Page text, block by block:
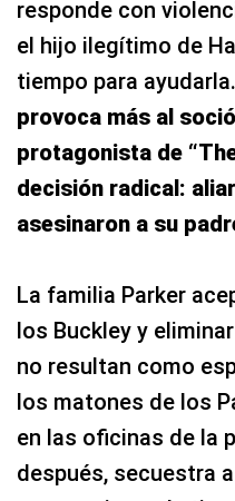
responde con
el hijo ilegítimo de
tiempo para ayudarla.
provoca más al
protagonista de
decisión radical:
asesinaron a su
La familia Parker
los Buckley y
no resultan como
los matones de los
en las oficinas de la
después, secuestra